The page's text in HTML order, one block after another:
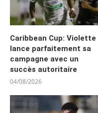
Caribbean Cup: Violette
lance parfaitement sa
campagne avec un
succès autoritaire
04/08/2026